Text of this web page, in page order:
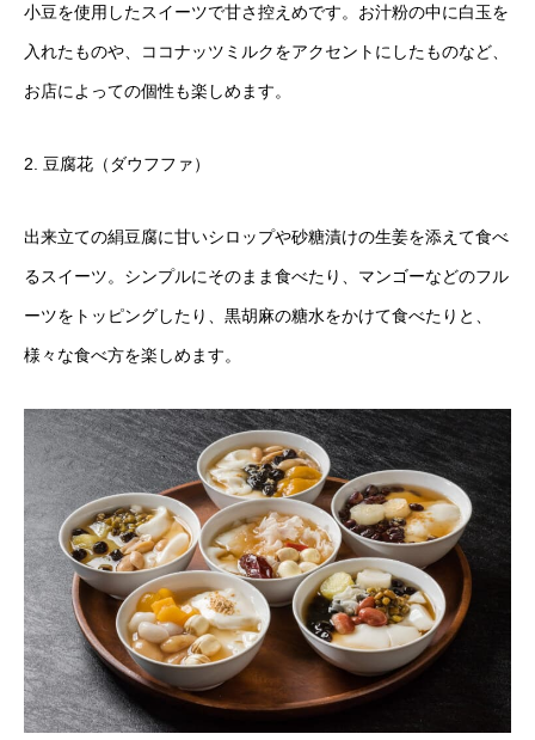
小豆を使用したスイーツで甘さ控えめです。お汁粉の中に白玉を
入れたものや、ココナッツミルクをアクセントにしたものなど、
お店によっての個性も楽しめます。
2. 豆腐花（ダウフファ）
出来立ての絹豆腐に甘いシロップや砂糖漬けの生姜を添えて食べ
るスイーツ。シンプルにそのまま食べたり、マンゴーなどのフル
ーツをトッピングしたり、黒胡麻の糖水をかけて食べたりと、
様々な食べ方を楽しめます。